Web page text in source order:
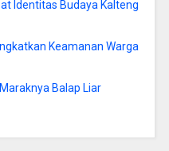
Identitas Budaya Kalteng
Keamanan Warga
Balap Liar